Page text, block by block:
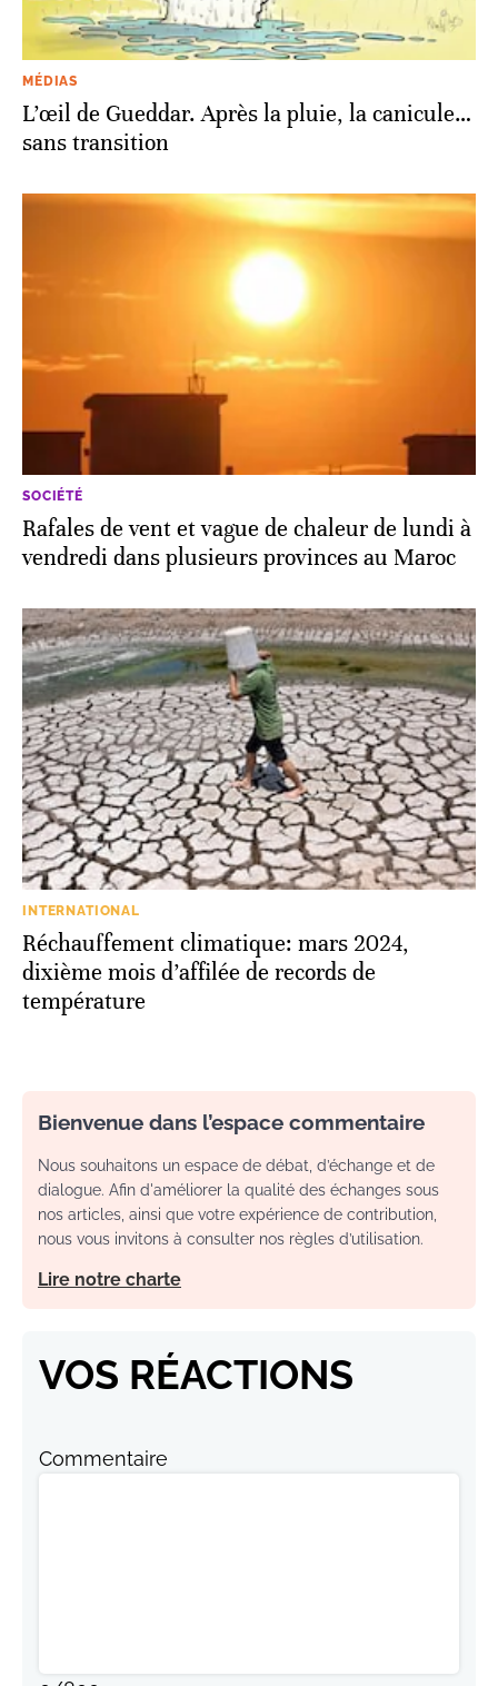
MÉDIAS
L’œil de Gueddar. Après la pluie, la canicule…
sans transition
SOCIÉTÉ
Rafales de vent et vague de chaleur de lundi à
vendredi dans plusieurs provinces au Maroc
INTERNATIONAL
Réchauffement climatique: mars 2024,
dixième mois d’affilée de records de
température
Bienvenue dans l’espace commentaire
Nous souhaitons un espace de débat, d’échange et de
dialogue. Afin d'améliorer la qualité des échanges sous
nos articles, ainsi que votre expérience de contribution,
nous vous invitons à consulter nos règles d’utilisation.
Lire notre charte
VOS RÉACTIONS
Commentaire